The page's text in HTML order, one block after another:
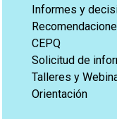
Informes y
CEPQ
Solicitud de
Talleres y
Orientación